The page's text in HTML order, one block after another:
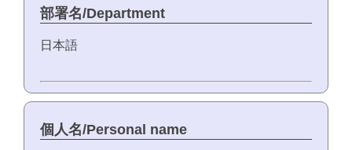
部署名/Department
日本語
個人名/Personal name